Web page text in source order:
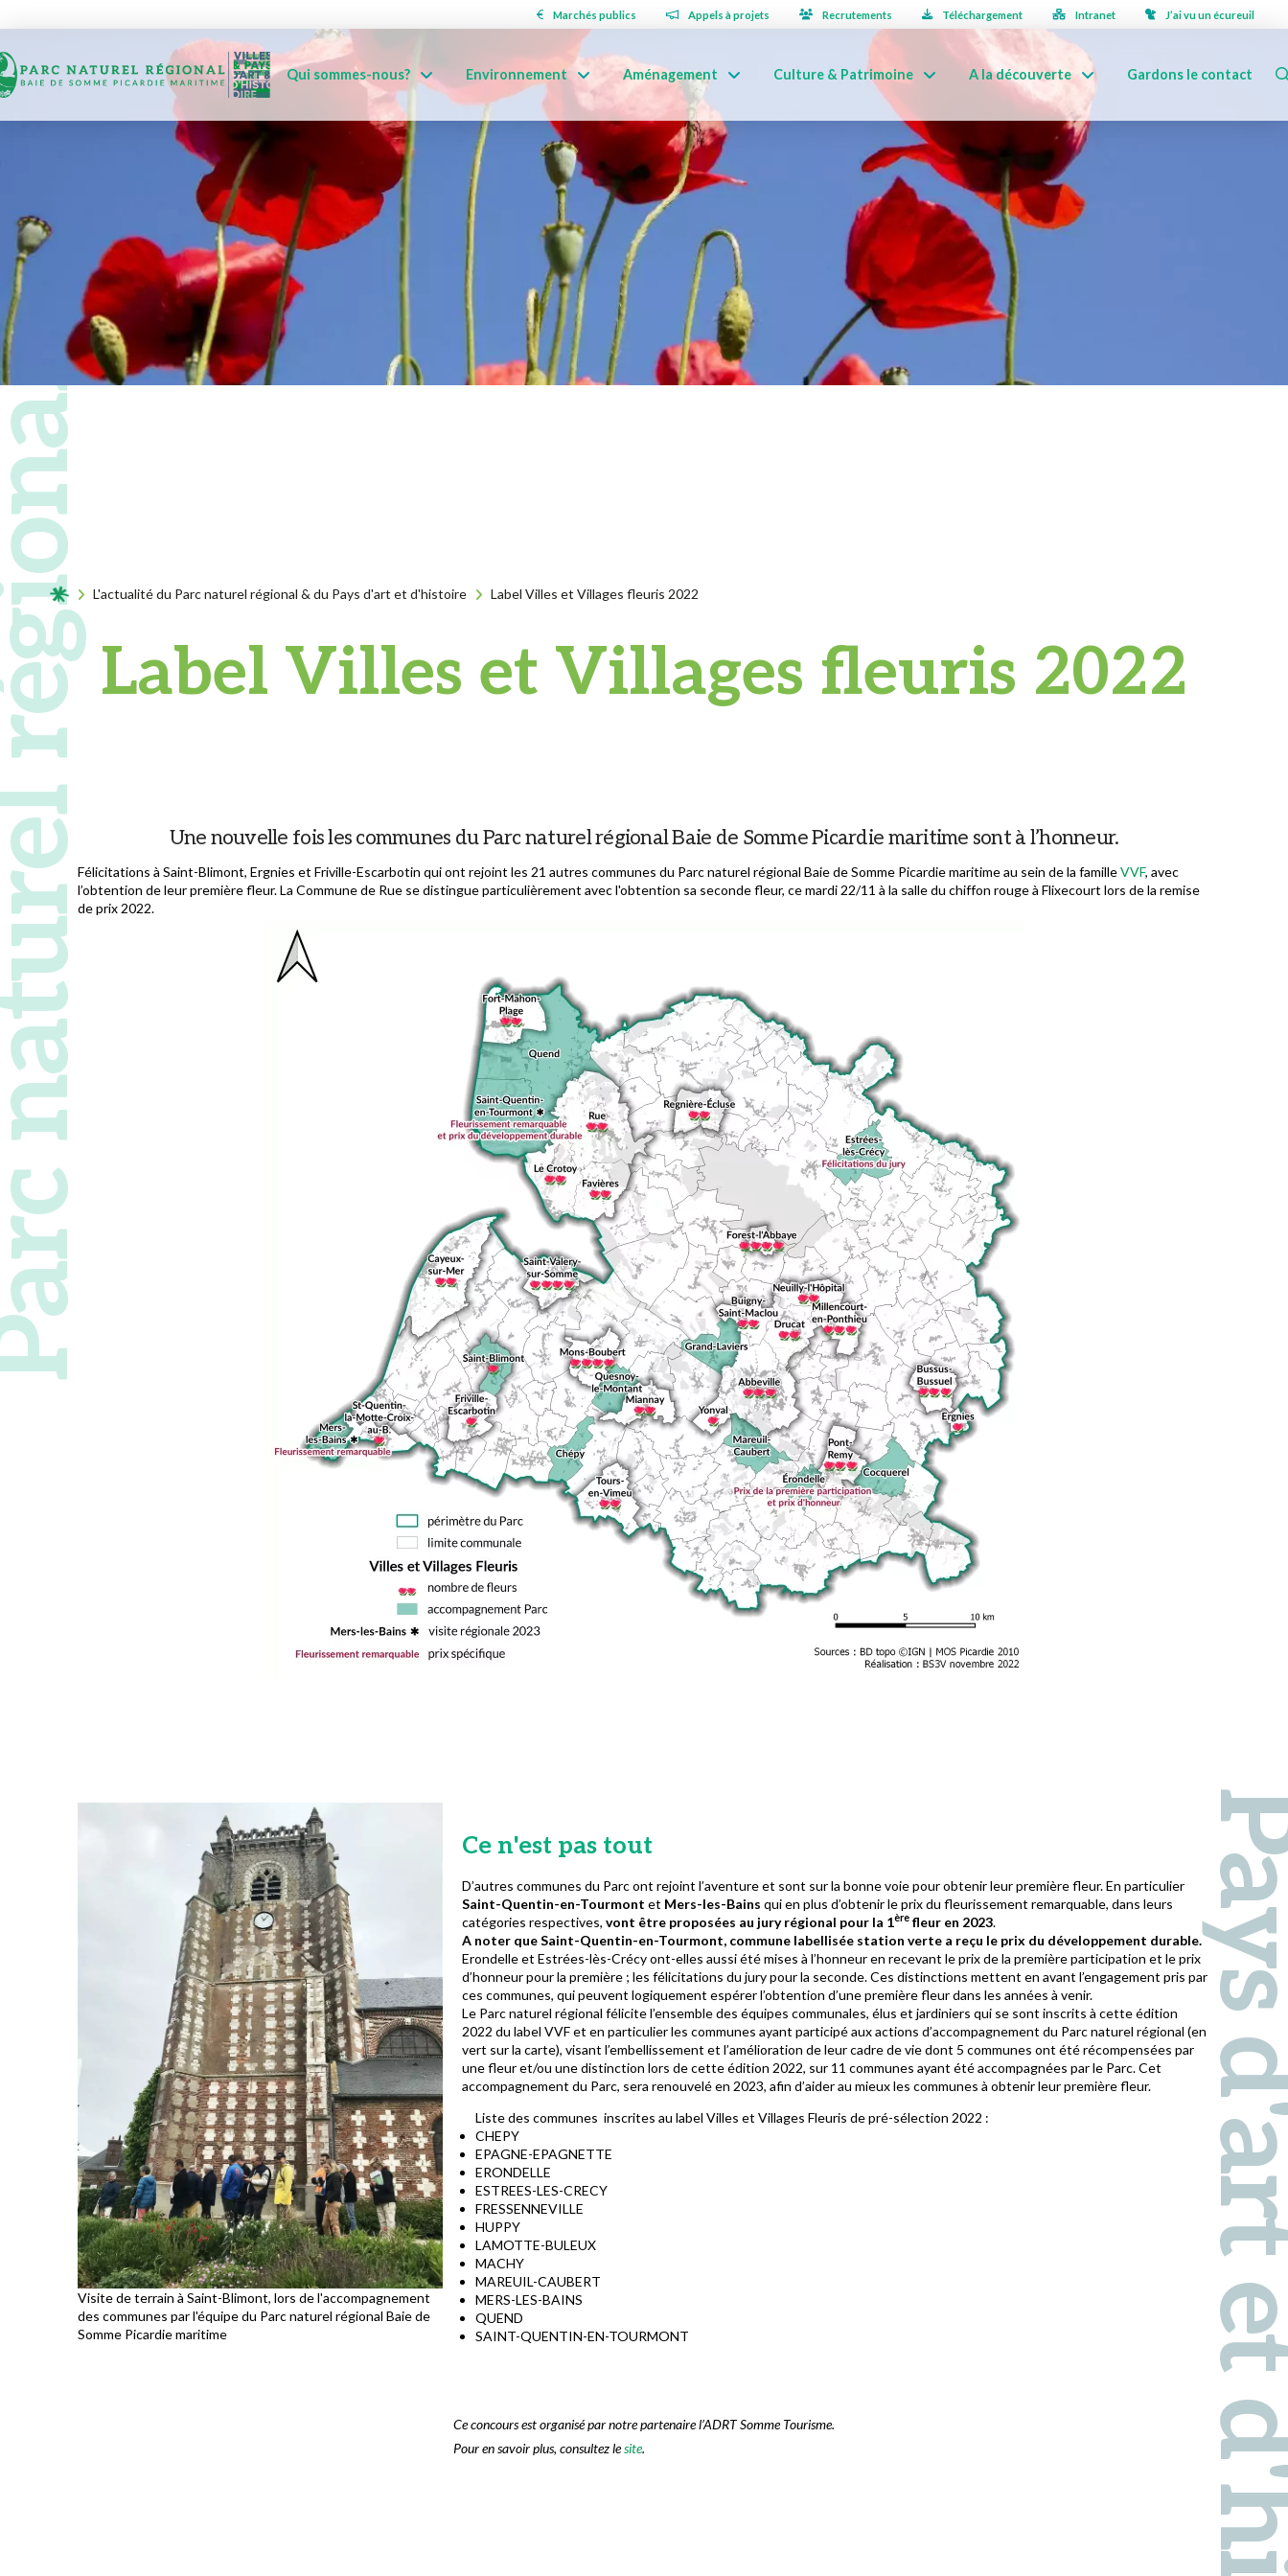
Marchés publics Appels à projets Recrutements Téléchargement Intranet J’ai vu un écureuil
Qui sommes-nous? Environnement Aménagement Culture & Patrimoine A la découverte Gardons le contact
Acceuil L'actualité du Parc naturel régional & du Pays d'art et d'histoire Label Villes et Villages fleuris 2022
Label Villes et Villages fleuris 2022
Une nouvelle fois les communes du Parc naturel régional Baie de Somme Picardie maritime sont à l’honneur.
Félicitations à Saint-Blimont, Ergnies et Friville-Escarbotin qui ont rejoint les 21 autres communes du Parc naturel régional Baie de Somme Picardie maritime au sein de la familleVVF, avec
l’obtention de leur première fleur. La Commune de Rue se distingue particulièrement avec l'obtention sa seconde fleur, ce mardi 22/11 à la salle du chiffon rouge à Flixecourt lors de la remise
de prix 2022.
Visite de terrain à Saint-Blimont, lors de l'accompagnement
des communes par l'équipe du Parc naturel régional Baie de
Somme Picardie maritime
Ce n'est pas tout
D’autres communes du Parc ont rejoint l’aventure et sont sur la bonne voie pour obtenir leur première fleur. En particulier
Saint-Quentin-en-Tourmont et Mers-les-Bains qui en plus d’obtenir le prix du fleurissement remarquable, dans leurs
catégories respectives, vont être proposées au jury régional pour la 1èrefleur en 2023.
A noter que Saint-Quentin-en-Tourmont, commune labellisée station verte a reçu le prix du développement durable.
Erondelle et Estrées-lès-Crécy ont-elles aussi été mises à l’honneur en recevant le prix de la première participation et le prix
d’honneur pour la première ; les félicitations du jury pour la seconde. Ces distinctions mettent en avant l’engagement pris par
ces communes, qui peuvent logiquement espérer l’obtention d’une première fleur dans les années à venir.
Le Parc naturel régional félicite l’ensemble des équipes communales, élus et jardiniers qui se sont inscrits à cette édition
2022 du label VVF et en particulier les communes ayant participé aux actions d’accompagnement du Parc naturel régional (en
vert sur la carte), visant l’embellissement et l’amélioration de leur cadre de vie dont 5 communes ont été récompensées par
une fleur et/ou une distinction lors de cette édition 2022, sur 11 communes ayant été accompagnées par le Parc. Cet
accompagnement du Parc, sera renouvelé en 2023, afin d’aider au mieux les communes à obtenir leur première fleur.
Liste des communes inscrites au label Villes et Villages Fleuris de pré-sélection 2022 :
CHEPY
EPAGNE-EPAGNETTE
ERONDELLE
ESTREES-LES-CRECY
FRESSENNEVILLE
HUPPY
LAMOTTE-BULEUX
MACHY
MAREUIL-CAUBERT
MERS-LES-BAINS
QUEND
SAINT-QUENTIN-EN-TOURMONT
Ce concours est organisé par notre partenaire l’ADRT Somme Tourisme.
Pour en savoir plus, consultez lesite. Pays